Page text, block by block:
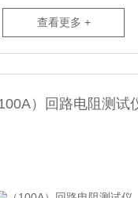
查看更多 +
100A）回路电阻测试